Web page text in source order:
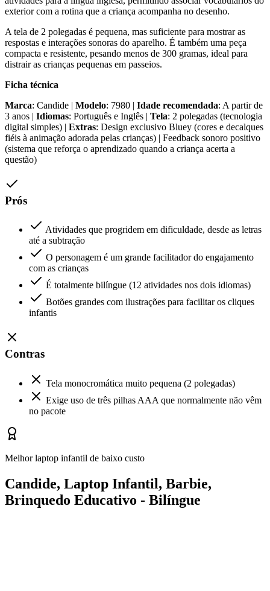
exterior com a rotina que a criança acompanha no desenho.
A tela de 2 polegadas é pequena, mas suficiente para mostrar as
respostas e interações sonoras do aparelho. É também uma peça
compacta e resistente, pesando menos de 300 gramas, ideal para
distrair as crianças pequenas em passeios.
Ficha técnica
Marca: Candide | Modelo: 7980 | Idade recomendada: A partir de
3 anos | Idiomas: Português e Inglês | Tela: 2 polegadas (tecnologia
digital simples) | Extras: Design exclusivo Bluey (cores e decalques
fiéis à animação adorada pelas crianças) | Feedback sonoro positivo
(sistema que reforça o aprendizado quando a criança acerta a
questão)
Prós
Atividades que progridem em dificuldade, desde as letras
até a subtração
O personagem é um grande facilitador do engajamento
com as crianças
É totalmente bilíngue (12 atividades nos dois idiomas)
Botões grandes com ilustrações para facilitar os cliques
infantis
Contras
Tela monocromática muito pequena (2 polegadas)
Exige uso de três pilhas AAA que normalmente não vêm
no pacote
Melhor laptop infantil de baixo custo
Candide, Laptop Infantil, Barbie,
Brinquedo Educativo - Bilíngue